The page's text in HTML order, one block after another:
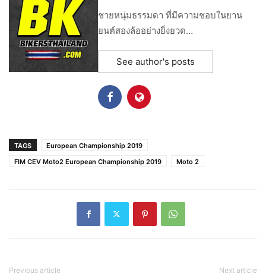
ชายหนุ่มธรรมดา ที่มีความชอบในยาน
ยนต์สองล้ออย่างยิ่งยวด…
See author's posts
TAGS
European Championship 2019
FIM CEV Moto2 European Championship 2019
Moto 2
Previous article Next article